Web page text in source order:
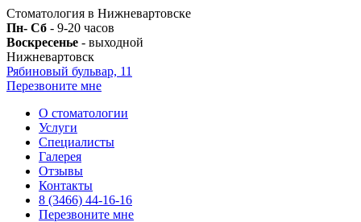
Стоматология в Нижневартовске
Пн- Сб - 9-20 часов
Воскресенье - выходной
Нижневартовск
Рябиновый бульвар, 11
Перезвоните мне
О стоматологии
Услуги
Специалисты
Галерея
Отзывы
Контакты
8 (3466) 44-16-16
Перезвоните мне